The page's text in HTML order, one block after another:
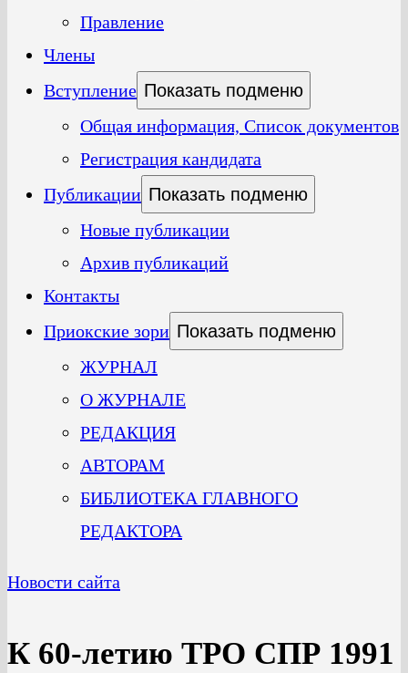
Правление
Члены
Вступление Показать подменю
Общая информация, Список документов
Регистрация кандидата
Публикации Показать подменю
Новые публикации
Архив публикаций
Контакты
Приокские зори Показать подменю
ЖУРНАЛ
О ЖУРНАЛЕ
РЕДАКЦИЯ
АВТОРАМ
БИБЛИОТЕКА ГЛАВНОГО
РЕДАКТОРА
Новости сайта
К 60-летию ТРО СПР 1991